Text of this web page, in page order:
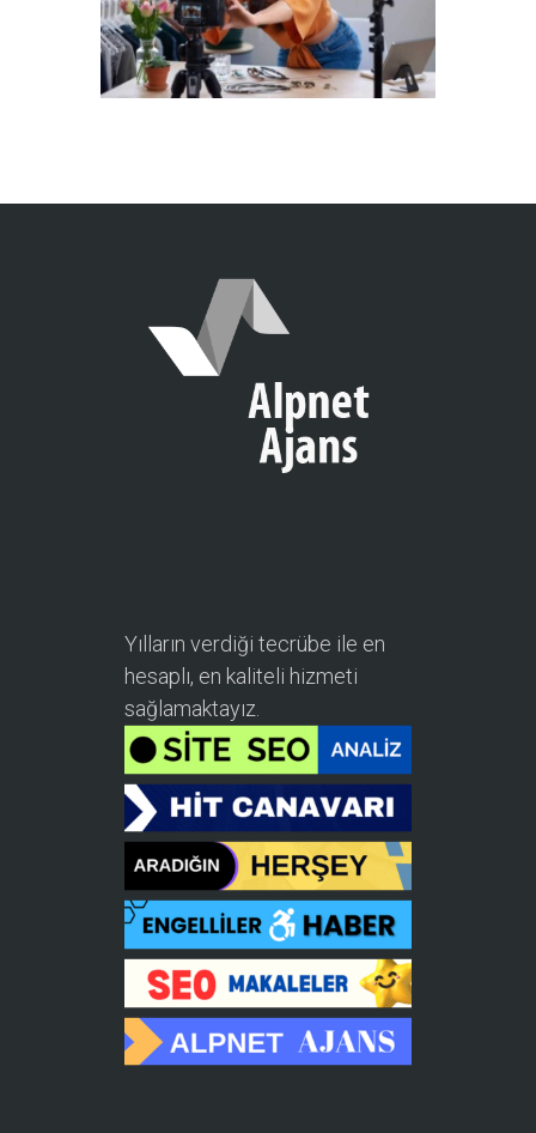
Yılların verdiği tecrübe ile en
hesaplı, en kaliteli hizmeti
sağlamaktayız.